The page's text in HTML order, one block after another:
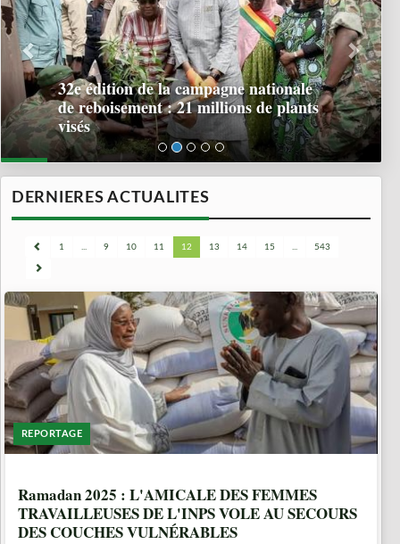
32e édition de la campagne nationale
de reboisement : 21 millions de plants
visés
DERNIERES ACTUALITES
1 ... 9 10 11 12 13 14 15 ... 543
REPORTAGE
Ramadan 2025 : L'AMICALE DES FEMMES
TRAVAILLEUSES DE L'INPS VOLE AU SECOURS
DES COUCHES VULNÉRABLES